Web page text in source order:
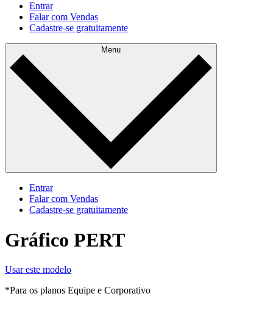
Entrar
Falar com Vendas
Cadastre‐se gratuitamente
Menu
Entrar
Falar com Vendas
Cadastre‐se gratuitamente
Gráfico PERT
Usar este modelo
*Para os planos Equipe e Corporativo